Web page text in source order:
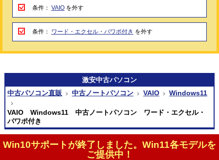
条件： VAIO を外す
条件： ワード・エクセル・パワポ付き を外す
激安中古パソコン
中古パソコン直販
中古ノートパソコン VAIO Windows11
VAIO Windows11 中古ノートパソコン ワード・エクセル・
パワポ付き
Win10サポートが終了しました。Win11各モデルを
ご提供中！